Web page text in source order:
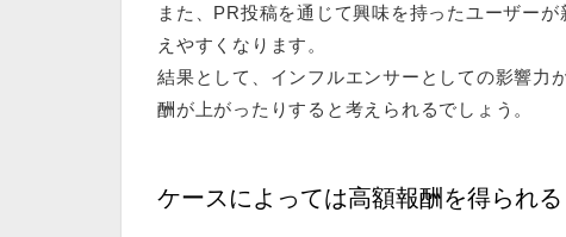
また、PR投稿を通じて興味を持ったユーザー
えやすくなります 。
結果として、 インフルエンサーとしての影響力
酬が上がったりすると考えられるでしょう。
ケースによっては高額報酬を得られる